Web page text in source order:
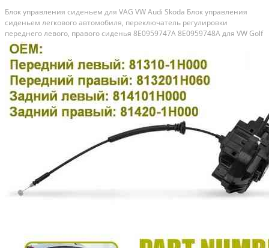
Блок управления сиденьем для VAG VW Audi Skoda Блок управления
сиденьем легкового автомобиля, переключатель регулировки
переднего левого, правого сиденья 8E0959747A 8E0959748A для VW Golf
MK5 Passat B6 Bora Audi A3 A4 S4 A6 S6 • Цена указана за один блок
управления сиденьем легкового автомобиля....